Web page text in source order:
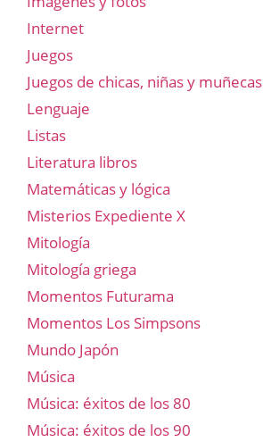
Internet
Juegos
Juegos de chicas, niñas y muñecas
Lenguaje
Listas
Literatura libros
Matemáticas y lógica
Misterios Expediente X
Mitología
Mitología griega
Momentos Futurama
Momentos Los Simpsons
Mundo Japón
Música
Música: éxitos de los 80
Música: éxitos de los 90